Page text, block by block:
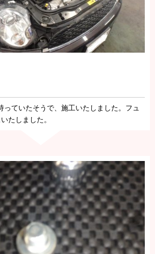
っていたそうで、施工いたしました。フュ
たしました。